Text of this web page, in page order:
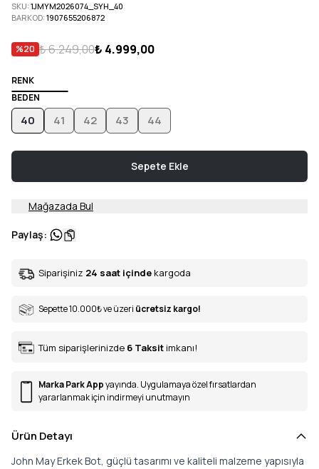
SKU:1JMYM2026074_SYH_40
BARKOD:1907655206872
%20 ₺ 6.249,00₺ 4.999,00
RENK
BEDEN
40 41 42 43 44
Sepete Ekle
Mağazada Bul
Paylaş:
Siparişiniz 24 saat içinde kargoda
Sepette 10.000₺ve üzeri ücretsiz kargo!
Tüm siparişlerinizde 6 Taksit imkanı!
Marka Park Appyayında. Uygulamaya özel fırsatlardan
yararlanmak için indirmeyi unutmayın
Ürün Detayı
John May Erkek Bot, güçlü tasarımı ve kaliteli malzeme yapısıyla